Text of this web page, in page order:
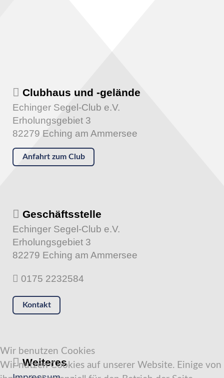
Clubhaus und -gelände
Echinger Segel-Club e.V.
Erholungsgebiet 3
82279 Eching am Ammersee
Anfahrt zum Club
Geschäftsstelle
Echinger Segel-Club e.V.
Erholungsgebiet 3
82279 Eching am Ammersee
0175 2232584
Kontakt
Weiteres
Wir benutzen Cookies
Wir nutzen Cookies auf unserer Website. Einige von